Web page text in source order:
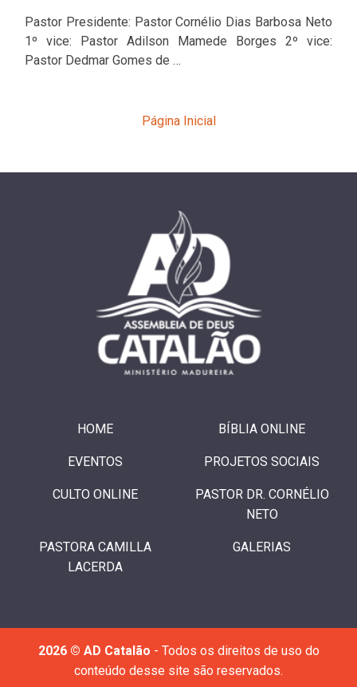
Pastor Presidente: Pastor Cornélio Dias Barbosa Neto
1º vice: Pastor Adilson Mamede Borges 2º vice:
Pastor Dedmar Gomes de …
Página Inicial
HOME BÍBLIA ONLINE
EVENTOS PROJETOS SOCIAIS
CULTO ONLINE
PASTOR DR. CORNÉLIO
NETO
PASTORA CAMILLA
LACERDA
GALERIAS
2026 © AD Catalão - Todos os direitos de uso do
conteúdo desse site são reservados.